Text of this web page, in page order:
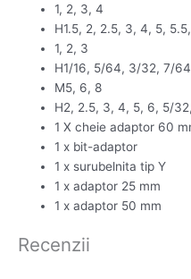
1, 2, 3, 4
H1.5, 2, 2.5, 3, 4, 5,
1, 2, 3
H1/16, 5/64, 3/32, 7/
M5, 6, 8
H2, 2.5, 3, 4, 5, 6, 5/
1 X cheie adaptor 60
1 x bit-adaptor
1 x surubelnita tip Y
1 x adaptor 25 mm
1 x adaptor 50 mm
Recenzii